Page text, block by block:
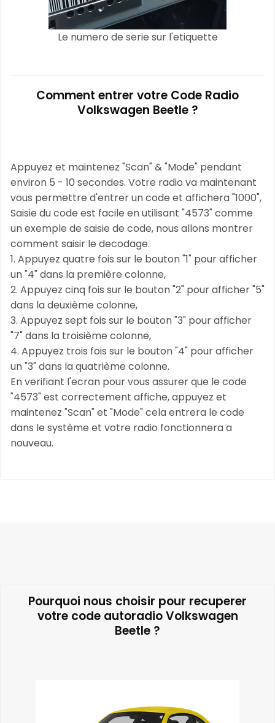
Le numero de serie sur l'etiquette
Comment entrer votre Code Radio
Volkswagen Beetle ?
Appuyez et maintenez "Scan" & "Mode" pendant
environ 5 - 10 secondes. Votre radio va maintenant
vous permettre d'entrer un code et affichera "1000",
Saisie du code est facile en utilisant "4573" comme
un exemple de saisie de code, nous allons montrer
comment saisir le decodage.
1. Appuyez quatre fois sur le bouton "1" pour afficher
un "4" dans la première colonne,
2. Appuyez cinq fois sur le bouton "2" pour afficher "5"
dans la deuxième colonne,
3. Appuyez sept fois sur le bouton "3" pour afficher
"7" dans la troisième colonne,
4. Appuyez trois fois sur le bouton "4" pour afficher
un "3" dans la quatrième colonne.
En verifiant l'ecran pour vous assurer que le code
"4573" est correctement affiche, appuyez et
maintenez "Scan" et "Mode" cela entrera le code
dans le système et votre radio fonctionnera a
nouveau.
Pourquoi nous choisir pour recuperer
votre code autoradio Volkswagen
Beetle ?